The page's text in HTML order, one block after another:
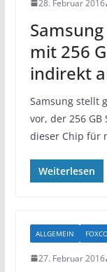
28. Februar 2016
mit 256
indirekt
Samsung stellt
vor, der 256
dieser Chip für
Weiterlesen
ALLGEMEIN
27. Februar 2016